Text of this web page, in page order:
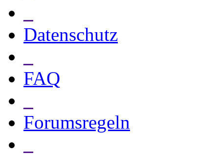
Datenschutz
FAQ
Forumsregeln